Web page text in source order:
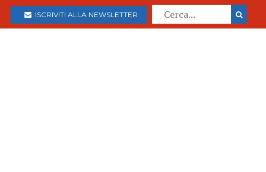
ISCRIVITI ALLA NEWSLETTER